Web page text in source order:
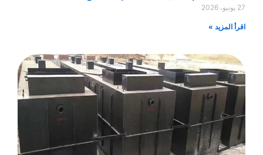
27 يونيو، 2026
اقرأ المزيد »